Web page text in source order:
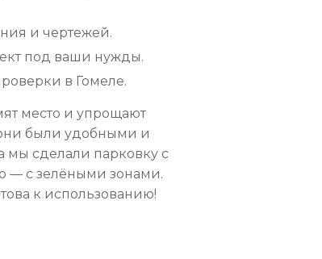
и чертежей.
под ваши нужды.
в Гомеле.
место и упрощают
были удобными и
мы сделали парковку с
— с зелёными зонами.
к использованию!